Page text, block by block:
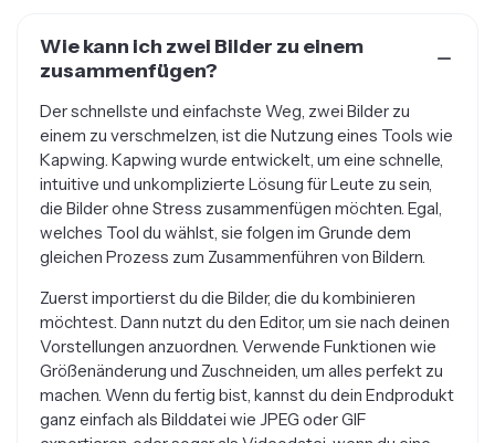
zusammenfügen?
einem zu verschmelzen, ist die Nutzung eines Tools wie
Kapwing. Kapwing wurde entwickelt, um eine schnelle,
intuitive und unkomplizierte Lösung für Leute zu sein,
die Bilder ohne Stress zusammenfügen möchten. Egal,
welches Tool du wählst, sie folgen im Grunde dem
gleichen Prozess zum Zusammenführen von Bildern.
möchtest. Dann nutzt du den Editor, um sie nach deinen
Vorstellungen anzuordnen. Verwende Funktionen wie
Größenänderung und Zuschneiden, um alles perfekt zu
machen. Wenn du fertig bist, kannst du dein Endprodukt
ganz einfach als Bilddatei wie JPEG oder GIF
exportieren, oder sogar als Videodatei, wenn du eine